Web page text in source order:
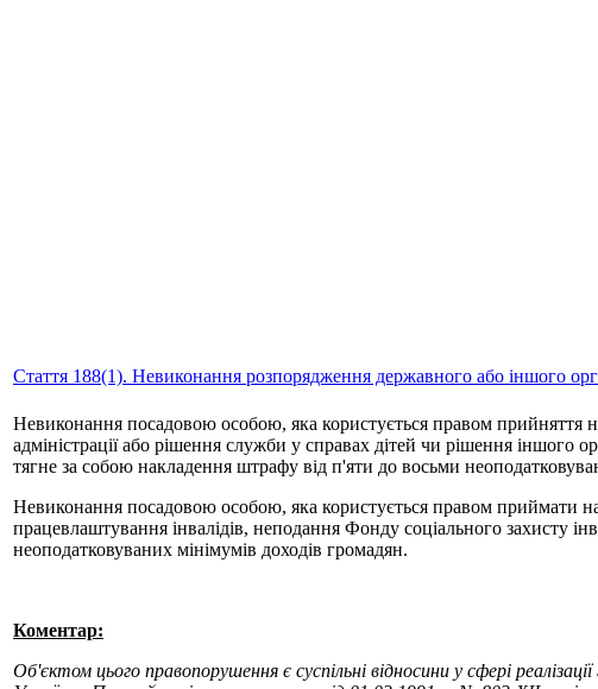
Стаття 188(1). Невиконання розпорядження державного або іншого
Невиконання посадовою особою, яка користується правом прийняття
адміністрації або рішення служби у справах дітей чи рішення іншого
тягне за собою накладення штрафу від п'яти до восьми
Невиконання посадовою особою, яка користується правом приймати
працевлаштування інвалідів, неподання Фонду соціального захисту
неоподатковуваних мінімумів доходів громадян.
Коментар:
Об'єктом цього правопорушення є суспільні відносини у сфері